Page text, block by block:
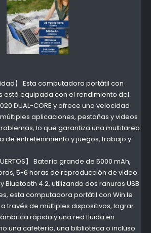
】 Esta computadora portátil con
está equipada con el rendimiento del
DUAL-CORE y ofrece una velocidad
aplicaciones, pestañas y videos
lo que garantiza una multitarea
de entretenimiento y juegos, trabajo y
】 Batería grande de 5000 mAh,
5-6 horas de reproducción de video.
Bluetooth 4.2, utilizando dos ranuras USB
esta computadora portátil con Win le
través de múltiples dispositivos, lograr
rápida y una red fluida en
una cafetería, una biblioteca o incluso